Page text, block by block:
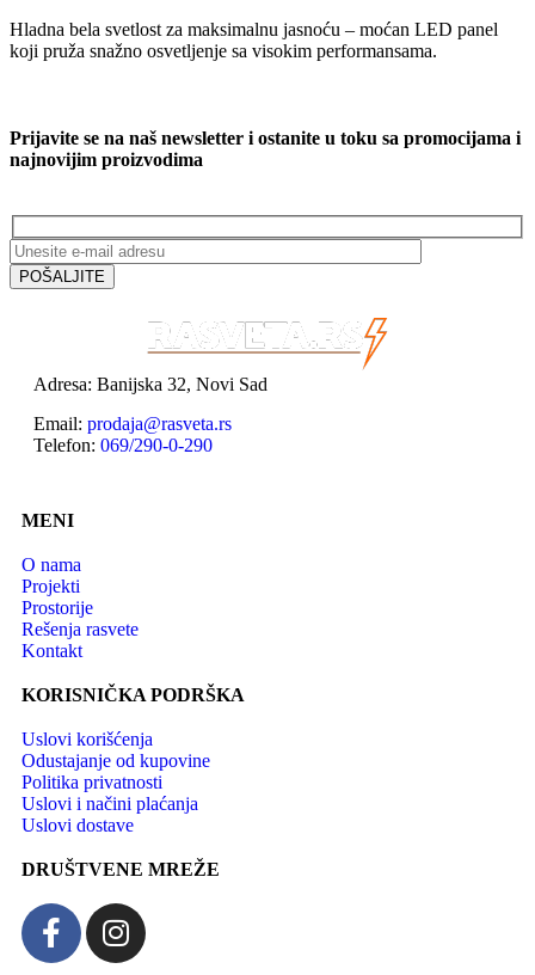
Hladna bela svetlost za maksimalnu jasnoću – moćan LED panel
koji pruža snažno osvetljenje sa visokim performansama.
Prijavite se na naš newsletter i ostanite u toku sa promocijama i
najnovijim proizvodima
Adresa: Banijska 32, Novi Sad
Email: prodaja@rasveta.rs
Telefon: 069/290-0-290
MENI
O nama
Projekti
Prostorije
Rešenja rasvete
Kontakt
KORISNIČKA PODRŠKA
Uslovi korišćenja
Odustajanje od kupovine
Politika privatnosti
Uslovi i načini plaćanja
Uslovi dostave
DRUŠTVENE MREŽE